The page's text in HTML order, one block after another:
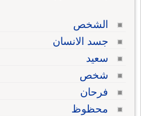
الشخص
جسد الانسان
سعيد
شخص
فرحان
محظوظ